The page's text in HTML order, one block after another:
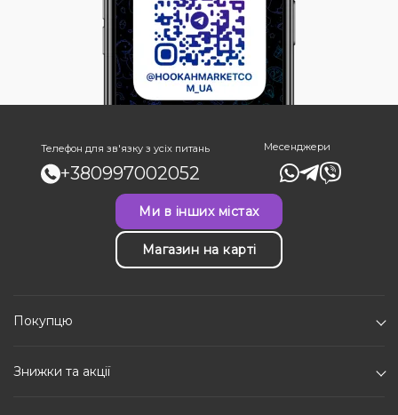
Телефон для зв'язку з усіх питань
+380997002052
Месенджери
Ми в інших містах
Магазин на карті
Покупцю
Знижки та акції